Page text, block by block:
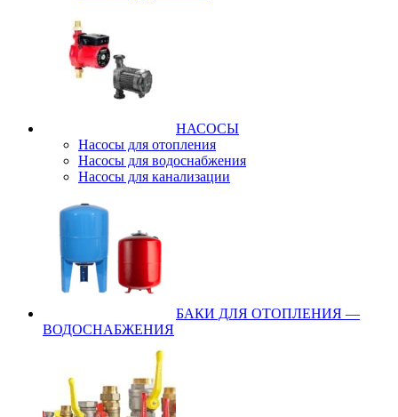
НАСОСЫ
Насосы для отопления
Насосы для водоснабжения
Насосы для канализации
БАКИ ДЛЯ ОТОПЛЕНИЯ —
ВОДОСНАБЖЕНИЯ